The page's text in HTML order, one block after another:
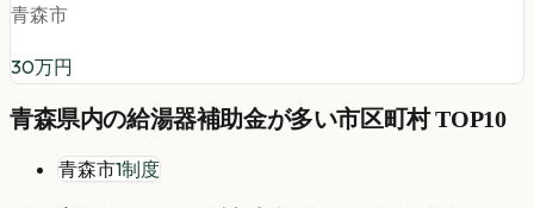
青森市
30万円
青森県内の給湯器補助金が多い市区町村 TOP10
青森市1制度